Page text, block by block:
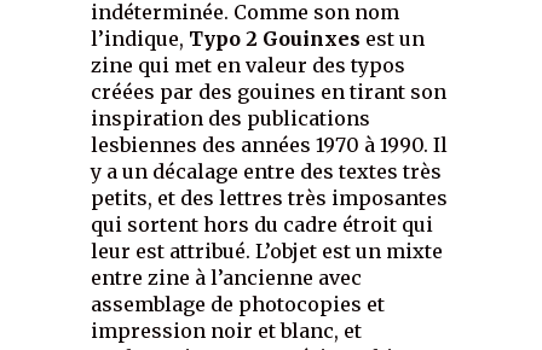
indéterminée. Comme son nom
l’indique, Typo 2 Gouinxes est un
zine qui met en valeur des typos
créées par des gouines en tirant son
inspiration des publications
lesbiennes des années 1970 à 1990. Il
y a un décalage entre des textes très
petits, et des lettres très imposantes
qui sortent hors du cadre étroit qui
leur est attribué. L’objet est un mixte
entre zine à l’ancienne avec
assemblage de photocopies et
impression noir et blanc, et